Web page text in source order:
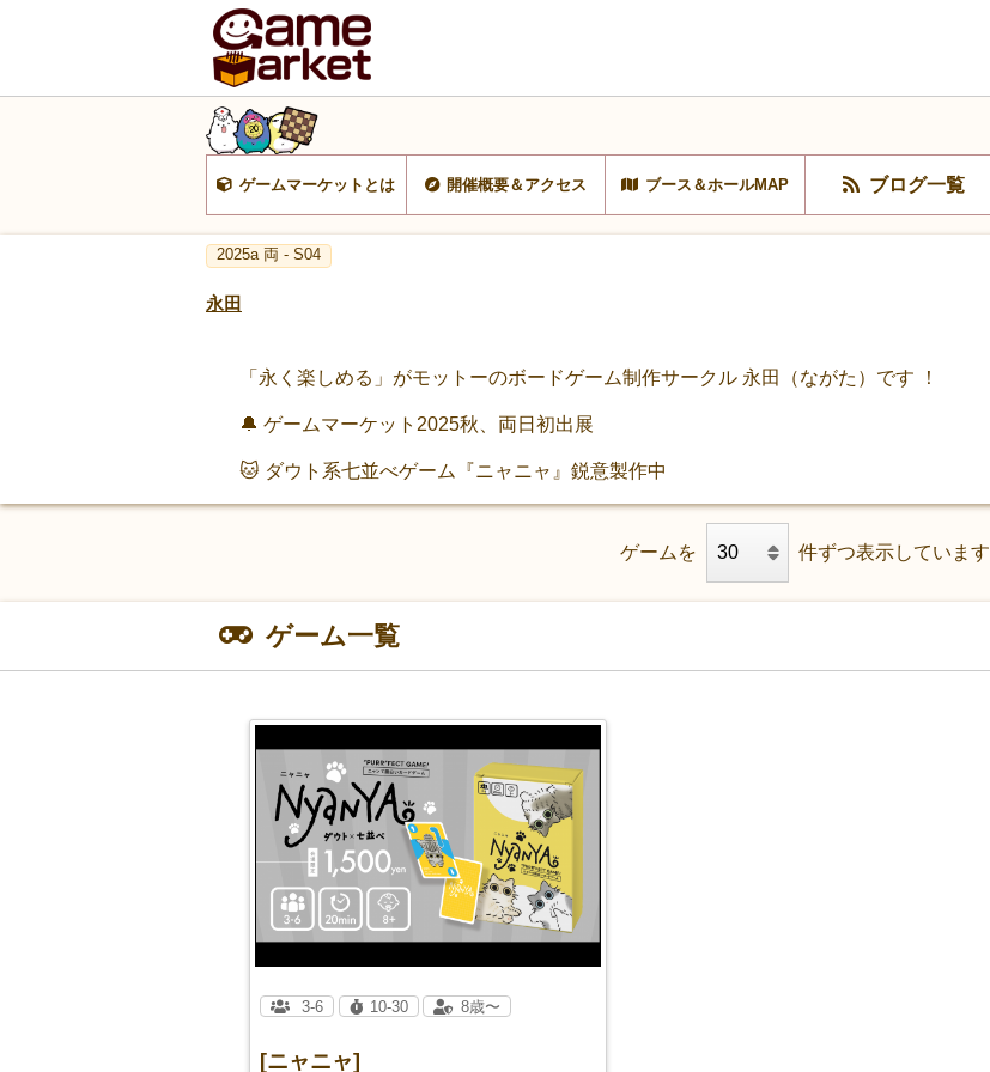
ゲームマーケットとは 開催概要＆アクセス ブース＆ホールMAP ブログ一覧
2025a 両 - S04
永田
「永く楽しめる」がモットーのボードゲーム制作サークル 永田（ながた）です ！
🔔 ゲームマーケット2025秋、両日初出展
🐱 ダウト系七並べゲーム『ニャニャ』鋭意製作中
ゲームを 件ずつ表示しています
ゲーム一覧
[ニャニャ]
3-6 10-30 8歳〜